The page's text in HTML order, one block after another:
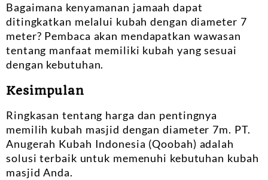
Bagaimana kenyamanan jamaah dapat
ditingkatkan melalui kubah dengan diameter 7
meter? Pembaca akan mendapatkan wawasan
tentang manfaat memiliki kubah yang sesuai
dengan kebutuhan.
Kesimpulan
Ringkasan tentang harga dan pentingnya
memilih kubah masjid dengan diameter 7m. PT.
Anugerah Kubah Indonesia (Qoobah) adalah
solusi terbaik untuk memenuhi kebutuhan kubah
masjid Anda.